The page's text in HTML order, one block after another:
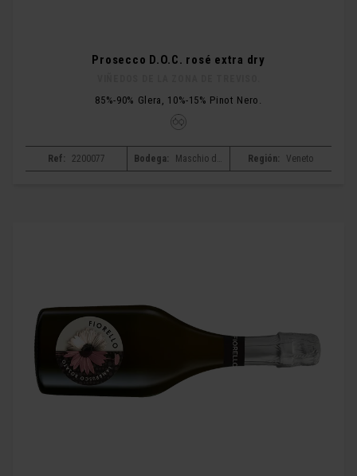
Prosecco D.O.C. rosé extra dry
85%-90% Glera, 10%-15% Pinot Nero.
Ref: 2200077 Bodega: Maschio dei cavalieri Región: Veneto